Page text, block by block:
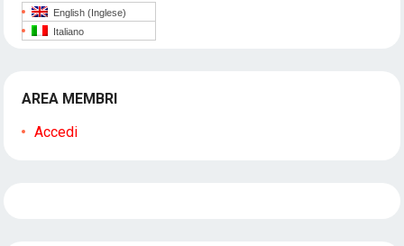
English (Inglese)
Italiano
AREA MEMBRI
Accedi